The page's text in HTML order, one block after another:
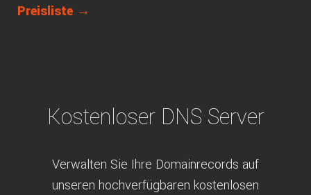
Preisliste →
Kostenloser DNS Server
Verwalten Sie Ihre Domainrecords auf
unseren hochverfügbaren kostenlosen